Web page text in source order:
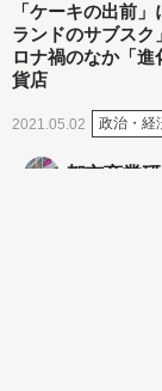
「ケーキの出前
ランドのサブス
ロナ禍のなか「進
貨店
2021.05.02 政治・経
都市商業